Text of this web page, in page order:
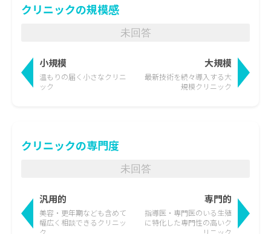
クリニックの規模感
未回答
小規模
温もりの届く 小さなクリニ
ック
最新技術を続々導入する大
規模クリニック
大規模
クリニックの専門度
未回答
汎用的
美容・更年期なども含めて
幅広く相談できるクリニッ
指導医・専門医のいる生殖
に特化した専門性の高いク
専門的